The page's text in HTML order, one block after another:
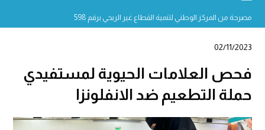
مصرحة من المركز الوطني لتنمية القطاع غير الربحي برقم 598
02/11/2023
فحص العلامات الحيوية لمستفيدي
حملة التطعيم ضد الانفلونزا